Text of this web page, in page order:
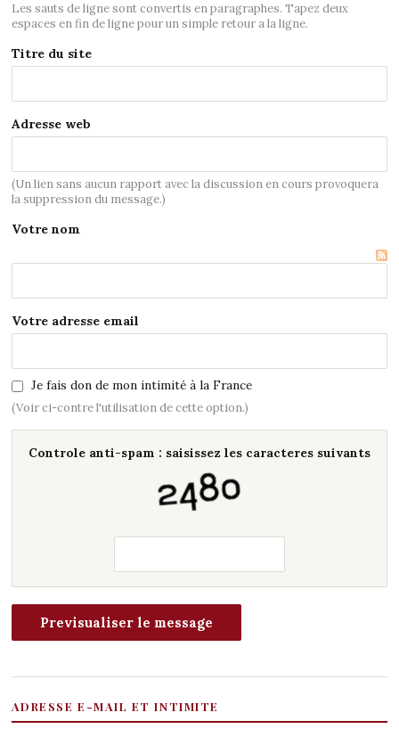
Les sauts de ligne sont convertis en paragraphes. Tapez deux
espaces en fin de ligne pour un simple retour a la ligne.
Titre du site
Adresse web
(Un lien sans aucun rapport avec la discussion en cours provoquera
la suppression du message.)
Votre nom
Votre adresse email
Je fais don de mon intimité à la France
(Voir ci-contre l'utilisation de cette option.)
Controle anti-spam : saisissez les caracteres suivants
ADRESSE E-MAIL ET INTIMITE